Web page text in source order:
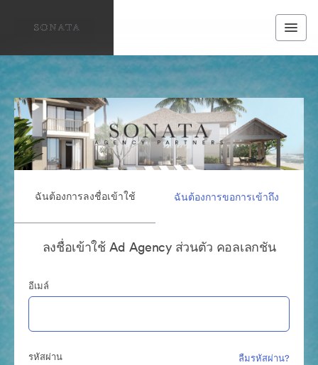
ฉันต้องการลงชื่อเข้าใช้ ฉันต้องการขอการเข้าถึง
ลงชื่อเข้าใช้ Ad Agency ส่วนตัว คอลเลกชัน
อีเมล์
รหัสผ่าน ลืมรหัสผ่าน?